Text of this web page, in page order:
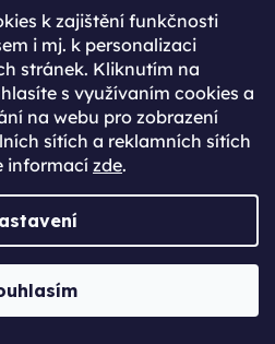
k zajištění funkčnosti
i mj. k personalizaci
stránek. Kliknutím na
s využívaním cookies a
na webu pro zobrazení
sítích a reklamních sítích
informací zde.